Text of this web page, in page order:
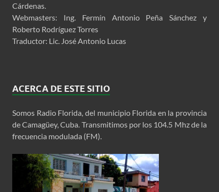
Cárdenas.
Webmasters: Ing. Fermín Antonio Peña Sánchez y
Roberto Rodríguez Torres
Traductor: Lic. José Antonio Lucas
ACERCA DE ESTE SITIO
Somos Radio Florida, del municipio Florida en la provincia
de Camagüey, Cuba. Transmitimos por los 104.5 Mhz de la
frecuencia modulada (FM).